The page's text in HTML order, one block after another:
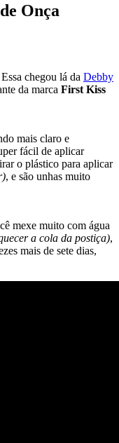
Onça
chegou lá da Debby
da marca First Kiss
mais claro e
fácil de aplicar
o plástico para aplicar
, e são unhas muito
mexe muito com água
a cola da postiça),
mais de sete dias,